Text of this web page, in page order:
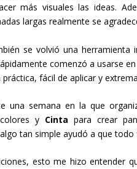
más visuales las ideas.
largas realmente se
se volvió una herramienta
comenzó a usarse
fácil de aplicar y
una semana en la que
y Cinta para crear
tan simple ayudó a que
esto me hizo entender